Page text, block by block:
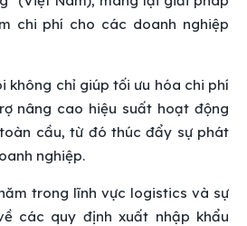
chi phí cho các doanh nghiệp
không chỉ giúp tối ưu hóa chi phí
nâng cao hiệu suất hoạt động
cầu, từ đó thúc đẩy sự phát
nghiệp.
trong lĩnh vực logistics và sự
các quy định xuất nhập khẩu